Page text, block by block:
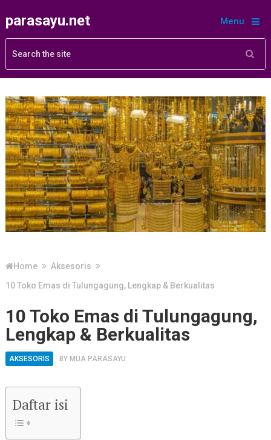
parasayu.net Menu
Home
Aksesoris
10 Toko Emas di Tulungagung, Lengkap & Berkualitas
10 Toko Emas di Tulungagung,
Lengkap & Berkualitas
AKSESORIS BY MUA PARASAYU
Daftar isi